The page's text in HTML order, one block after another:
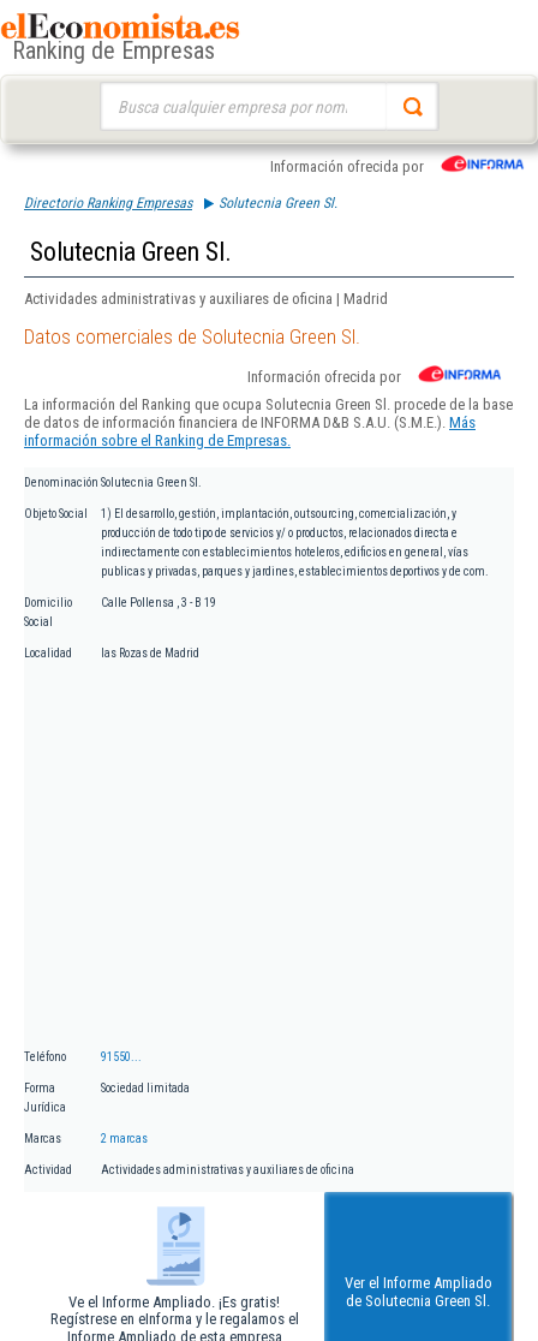
Ranking de Empresas
Información ofrecida por
Directorio Ranking Empresas Solutecnia Green Sl.
Solutecnia Green Sl.
Actividades administrativas y auxiliares de oficina | Madrid
Datos comerciales de Solutecnia Green Sl.
Información ofrecida por
La información del Ranking que ocupa Solutecnia Green Sl. procede de la base
de datos de información financiera de INFORMA D&B S.A.U. (S.M.E.). Más
información sobre el Ranking de Empresas.
Denominación Solutecnia Green Sl.
Objeto Social
1) El desarrollo, gestión, implantación, outsourcing, comercialización, y
producción de todo tipo de servicios y/ o productos, relacionados directa e
indirectamente con establecimientos hoteleros, edificios en general, vías
publicas y privadas, parques y jardines, establecimientos deportivos y de com.
Domicilio
Social
Calle Pollensa , 3 - B 19
Localidad las Rozas de Madrid
Teléfono 91550...
Forma
Jurídica
Sociedad limitada
Marcas 2 marcas
Actividad Actividades administrativas y auxiliares de oficina
Ve el Informe Ampliado. ¡Es gratis!
Regístrese en eInforma y le regalamos el
Informe Ampliado de esta empresa
Ver el Informe Ampliado
de Solutecnia Green Sl.